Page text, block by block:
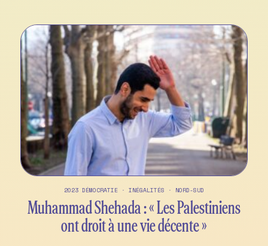
2023 DÉMOCRATIE · INÉGALITÉS · NORD-SUD
Muhammad Shehada : « Les Palestiniens
ont droit à une vie décente »